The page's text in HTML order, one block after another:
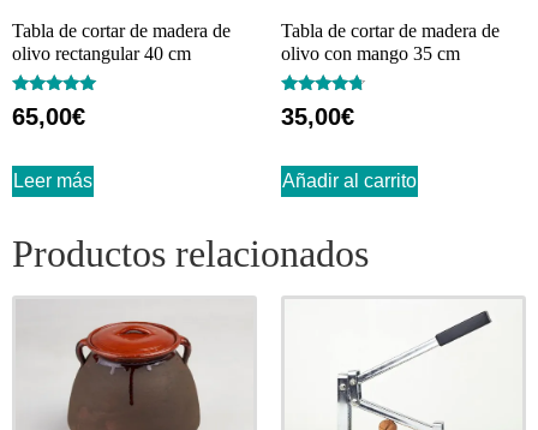
Tabla de cortar de madera de
olivo rectangular 40 cm
Valorado
con
65,00€
Leer más
Tabla de cortar de madera de
olivo con mango 35 cm
Valorado
con
35,00€
Añadir al carrito
Productos relacionados